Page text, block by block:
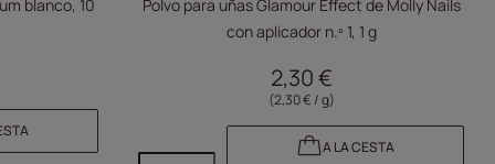
blanco, 10
Polvo para uñas Glamour Effect de Molly Nails
con aplicador n.º 1, 1 g
2,30 €
(2,30 € / g)
A LA CESTA